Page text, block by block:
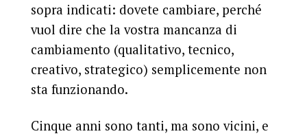
sopra indicati: dovete cambiare, perché
vuol dire che la vostra mancanza di
cambiamento (qualitativo, tecnico,
creativo, strategico) semplicemente non
sta funzionando.
Cinque anni sono tanti, ma sono vicini, e